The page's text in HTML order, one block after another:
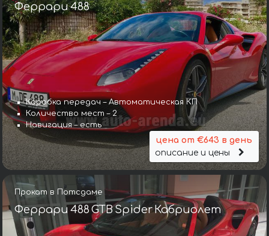
Феррари 488
Коробка передач – Автоматическая КП
Количество мест – 2
Навигация – есть
цена от €643 в день
описание и цены
Прокат в Потсдаме
Феррари 488 GTB Spider Кабриолет